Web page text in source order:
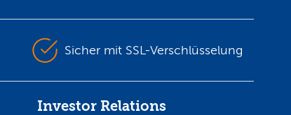
Sicher mit SSL-Verschlüsselung
Investor Relations